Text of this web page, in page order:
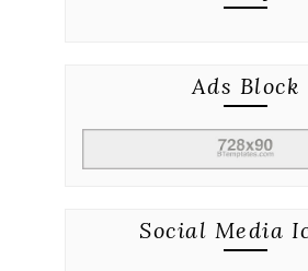
Ads Block
Social Media